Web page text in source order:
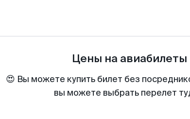
Цены на авиабилеты
😍 Вы можете купить билет без
вы можете выбрать перелет